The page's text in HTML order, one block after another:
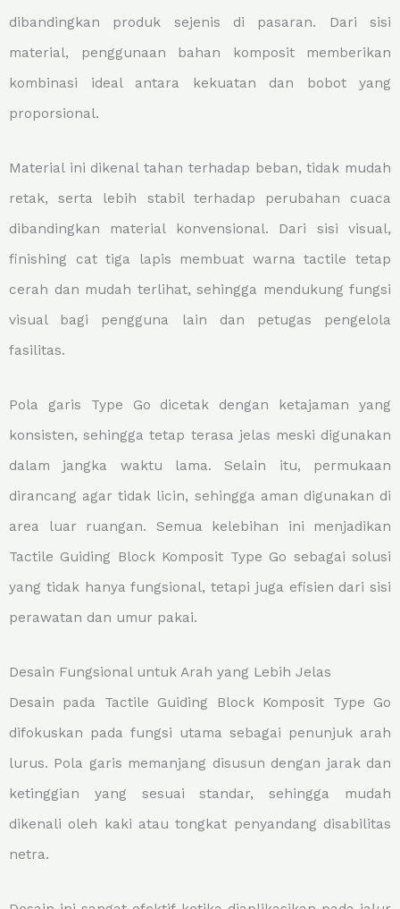
dibandingkan produk sejenis di pasaran. Dari sisi
material, penggunaan bahan komposit memberikan
kombinasi ideal antara kekuatan dan bobot yang
proporsional.
Material ini dikenal tahan terhadap beban, tidak mudah
retak, serta lebih stabil terhadap perubahan cuaca
dibandingkan material konvensional. Dari sisi visual,
finishing cat tiga lapis membuat warna tactile tetap
cerah dan mudah terlihat, sehingga mendukung fungsi
visual bagi pengguna lain dan petugas pengelola
fasilitas.
Pola garis Type Go dicetak dengan ketajaman yang
konsisten, sehingga tetap terasa jelas meski digunakan
dalam jangka waktu lama. Selain itu, permukaan
dirancang agar tidak licin, sehingga aman digunakan di
area luar ruangan. Semua kelebihan ini menjadikan
Tactile Guiding Block Komposit Type Go sebagai solusi
yang tidak hanya fungsional, tetapi juga efisien dari sisi
perawatan dan umur pakai.
Desain Fungsional untuk Arah yang Lebih Jelas
Desain pada Tactile Guiding Block Komposit Type Go
difokuskan pada fungsi utama sebagai penunjuk arah
lurus. Pola garis memanjang disusun dengan jarak dan
ketinggian yang sesuai standar, sehingga mudah
dikenali oleh kaki atau tongkat penyandang disabilitas
netra.